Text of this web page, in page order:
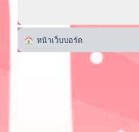
หน้าเว็บบอร์ด